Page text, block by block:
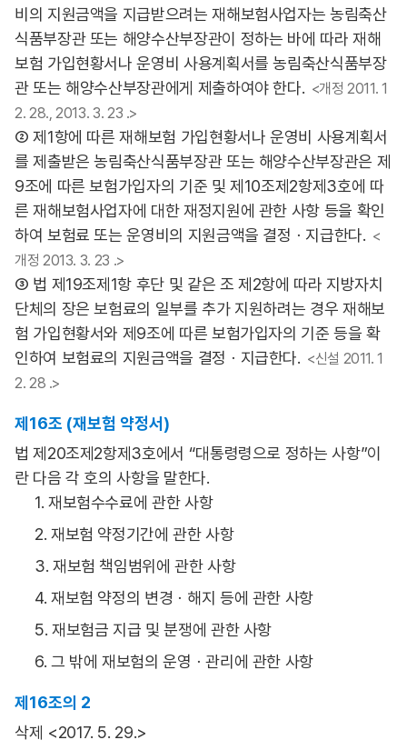
비의 지원금액을 지급받으려는 재해보험사업자는 농림축산
식품부장관 또는 해양수산부장관이 정하는 바에 따라 재해
보험 가입현황서나 운영비 사용계획서를 농림축산식품부장
관 또는 해양수산부장관에게 제출하여야 한다. <개정 2011. 1
2. 28., 2013. 3. 23 .>
② 제1항에 따른 재해보험 가입현황서나 운영비 사용계획서
를 제출받은 농림축산식품부장관 또는 해양수산부장관은 제
9조에 따른 보험가입자의 기준 및 제10조제2항제3호에 따
른 재해보험사업자에 대한 재정지원에 관한 사항 등을 확인
하여 보험료 또는 운영비의 지원금액을 결정ㆍ지급한다. <
개정 2013. 3. 23 .>
③ 법 제19조제1항 후단 및 같은 조 제2항에 따라 지방자치
단체의 장은 보험료의 일부를 추가 지원하려는 경우 재해보
험 가입현황서와 제9조에 따른 보험가입자의 기준 등을 확
인하여 보험료의 지원금액을 결정ㆍ지급한다. <신설 2011. 1
2. 28 .>
제16조 (재보험 약정서)
법 제20조제2항제3호에서 “대통령령으로 정하는 사항”이
란 다음 각 호의 사항을 말한다.
1. 재보험수수료에 관한 사항
2. 재보험 약정기간에 관한 사항
3. 재보험 책임범위에 관한 사항
4. 재보험 약정의 변경ㆍ해지 등에 관한 사항
5. 재보험금 지급 및 분쟁에 관한 사항
6. 그 밖에 재보험의 운영ㆍ관리에 관한 사항
제16조의 2
삭제 <2017. 5. 29.>